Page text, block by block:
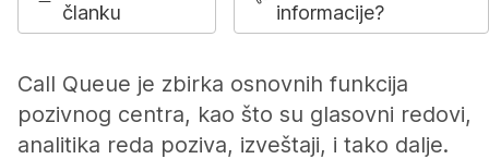
članku
informacije?
Call Queue je zbirka osnovnih funkcija
pozivnog centra, kao što su glasovni redovi,
analitika reda poziva, izveštaji, i tako dalje.